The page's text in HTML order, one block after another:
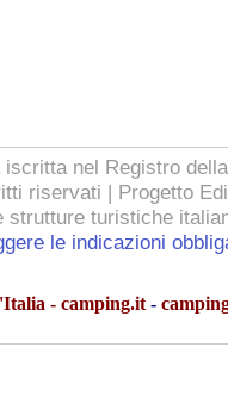
nel Registro
riservati | Progetto
turistiche
le indicazioni
- camping.it -